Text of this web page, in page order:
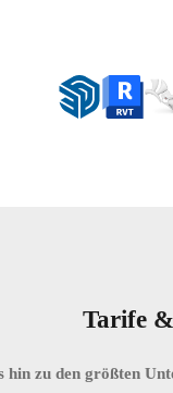
Tarife
zu den größten